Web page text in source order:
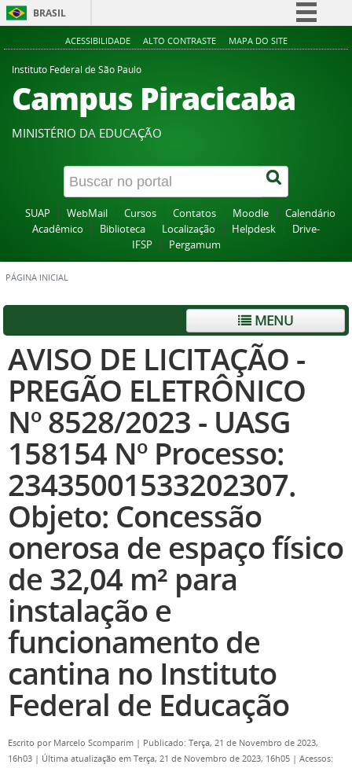
BRASIL
Simplifique!
Participe
Acesso à informação
Canais
ACESSIBILIDADE ALTO CONTRASTE MAPA DO SITE
Instituto Federal de São Paulo
Campus Piracicaba
MINISTÉRIO DA EDUCAÇÃO
SUAP WebMail Cursos Contatos Moodle
Calendário
Acadêmico
Biblioteca Localização Helpdesk
Drive-
IFSP
Pergamum
PÁGINA INICIAL
MENU
AVISO DE LICITAÇÃO -
PREGÃO ELETRÔNICO
Nº 8528/2023 - UASG
158154 Nº Processo:
23435001533202307.
Objeto: Concessão
onerosa de espaço físico
de 32,04 m² para
instalação e
funcionamento de
cantina no Instituto
Federal de Educação
Escrito por Marcelo Scomparim | Publicado: Terça, 21 de Novembro de 2023,
16h03 | Última atualização em Terça, 21 de Novembro de 2023, 16h05 | Acessos: